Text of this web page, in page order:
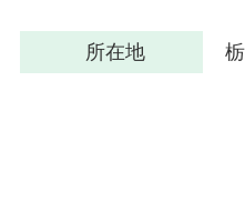
所在地